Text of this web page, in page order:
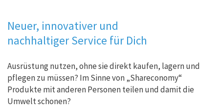
Neuer, innovativer und
nachhaltiger Service für Dich
Ausrüstung nutzen, ohne sie direkt kaufen, lagern und
pflegen zu müssen? Im Sinne von „Shareconomy“
Produkte mit anderen Personen teilen und damit die
Umwelt schonen?